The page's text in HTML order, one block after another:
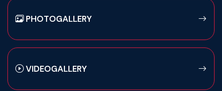
PHOTOGALLERY
VIDEOGALLERY